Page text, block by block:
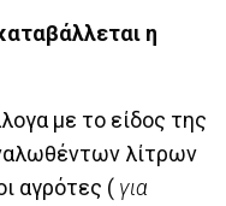
η
με το είδος της
λίτρων
αγρότες ( για